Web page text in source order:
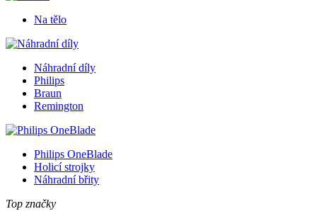
Na tělo
Náhradní díly
Philips
Braun
Remington
Philips OneBlade
Holicí strojky
Náhradní břity
Top značky